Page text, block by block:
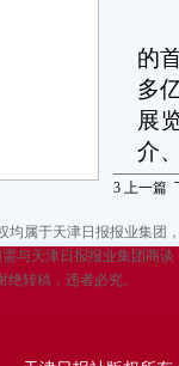
的
多
展
介
3 上一篇
均属于天津日报报业集
与天津日报报业集团商
转稿，违者必究。